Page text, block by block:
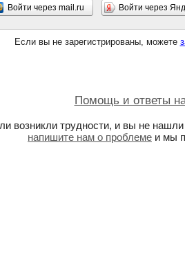
Войти через mail.ru Войти через
Если вы не зарегистрированы, можете
Помощь и ответы
возникли трудности, и вы не
напишите нам о проблеме и мы